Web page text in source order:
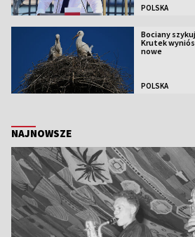
POLSKA
Bociany
Krutek
nowe
POLSKA
NAJNOWSZE